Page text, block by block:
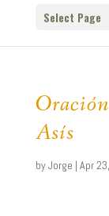
Select Page
Asís
byJorge | Apr